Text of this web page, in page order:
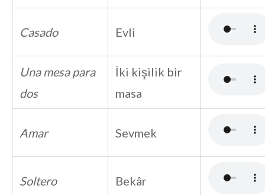
Casado Evli
Una mesa para
dos
İki kişilik bir
masa
Amar Sevmek
Soltero Bekâr